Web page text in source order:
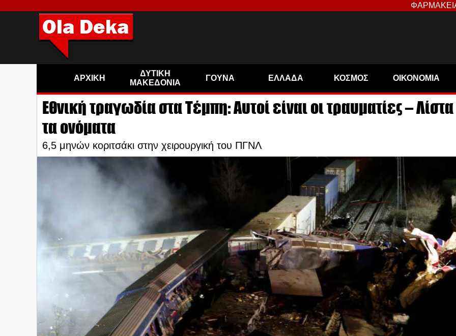
ΑΡΧΙΚΗ
ΔΥΤΙΚΗ
ΜΑΚΕΔΟΝΙΑ
ΓΟΥΝΑ ΕΛΛΑΔΑ ΚΟΣΜΟΣ ΟΙΚΟΝΟΜΙΑ
Εθνική τραγωδία στα Τέμπη: Αυτοί είναι οι τραυματίες –
τα ονόματα
6,5 μηνών κοριτσάκι στην χειρουργική του ΠΓΝΛ